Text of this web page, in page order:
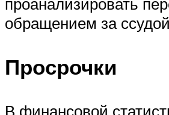
обращением за
Просрочки
В финансовой